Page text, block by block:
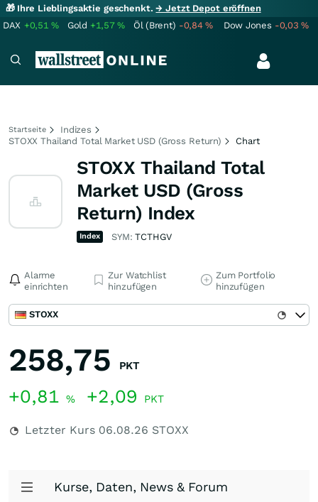
🎁 Ihre Lieblingsaktie geschenkt.→ Jetzt Depot eröffnen
DAX +0,51% Gold +1,57% Öl (Brent) -0,84% Dow Jones -0,03%
Startseite
Indizes
STOXX Thailand Total Market USD (Gross Return)
Chart
STOXX Thailand Total
Market USD (Gross
Return) Index
Index SYM:TCTHGV
Alarme
einrichten
Zur Watchlist
hinzufügen
Zum Portfolio
hinzufügen
STOXX
258,75 PKT
+0,81 % +2,09 PKT
Letzter Kurs 06.08.26 STOXX
Kurse, Daten, News & Forum